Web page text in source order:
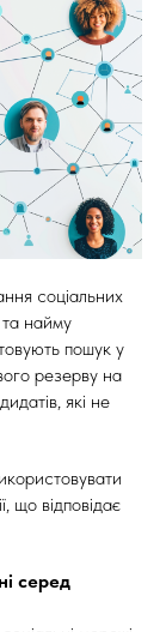
соціальних
найму
пошук у
резерву на
які не
що відповідає
серед